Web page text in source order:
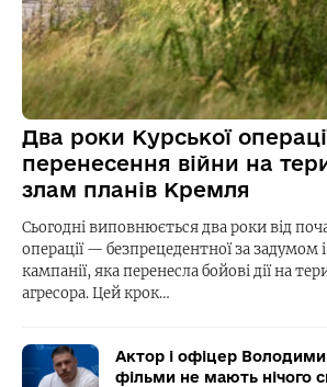
Два роки Курської
перенесення війни на
злам планів Кремля
Сьогодні виповнюється два роки від
операції — безпрецедентної за задумом
кампанії, яка перенесла бойові дії на
агресора. Цей крок…
Актор і офіцер
фільми не мають нічого